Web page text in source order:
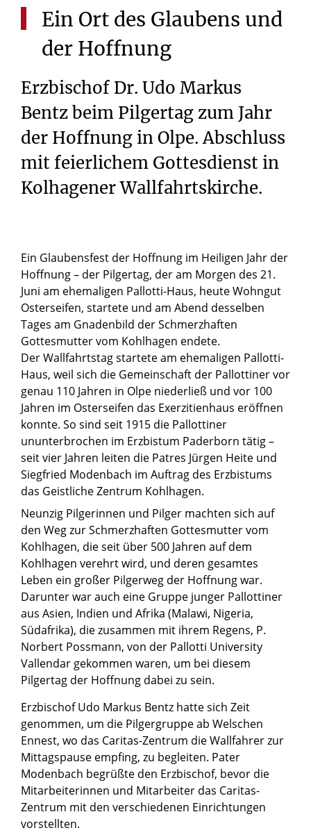
Ein Ort des Glaubens und
der Hoffnung
Erzbischof Dr. Udo Markus
Bentz beim Pilgertag zum Jahr
der Hoffnung in Olpe. Abschluss
mit feierlichem Gottesdienst in
Kolhagener Wallfahrtskirche.
Ein Glaubensfest der Hoffnung im Heiligen Jahr der
Hoffnung – der Pilgertag, der am Morgen des 21.
Juni am ehemaligen Pallotti-Haus, heute Wohngut
Osterseifen, startete und am Abend desselben
Tages am Gnadenbild der Schmerzhaften
Gottesmutter vom Kohlhagen endete.
Der Wallfahrtstag startete am ehemaligen Pallotti-
Haus, weil sich die Gemeinschaft der Pallottiner vor
genau 110 Jahren in Olpe niederließ und vor 100
Jahren im Osterseifen das Exerzitienhaus eröffnen
konnte. So sind seit 1915 die Pallottiner
ununterbrochen im Erzbistum Paderborn tätig –
seit vier Jahren leiten die Patres Jürgen Heite und
Siegfried Modenbach im Auftrag des Erzbistums
das Geistliche Zentrum Kohlhagen.
Neunzig Pilgerinnen und Pilger machten sich auf
den Weg zur Schmerzhaften Gottesmutter vom
Kohlhagen, die seit über 500 Jahren auf dem
Kohlhagen verehrt wird, und deren gesamtes
Leben ein großer Pilgerweg der Hoffnung war.
Darunter war auch eine Gruppe junger Pallottiner
aus Asien, Indien und Afrika (Malawi, Nigeria,
Südafrika), die zusammen mit ihrem Regens, P.
Norbert Possmann, von der Pallotti University
Vallendar gekommen waren, um bei diesem
Pilgertag der Hoffnung dabei zu sein.
Erzbischof Udo Markus Bentz hatte sich Zeit
genommen, um die Pilgergruppe ab Welschen
Ennest, wo das Caritas-Zentrum die Wallfahrer zur
Mittagspause empfing, zu begleiten. Pater
Modenbach begrüßte den Erzbischof, bevor die
Mitarbeiterinnen und Mitarbeiter das Caritas-
Zentrum mit den verschiedenen Einrichtungen
vorstellten.